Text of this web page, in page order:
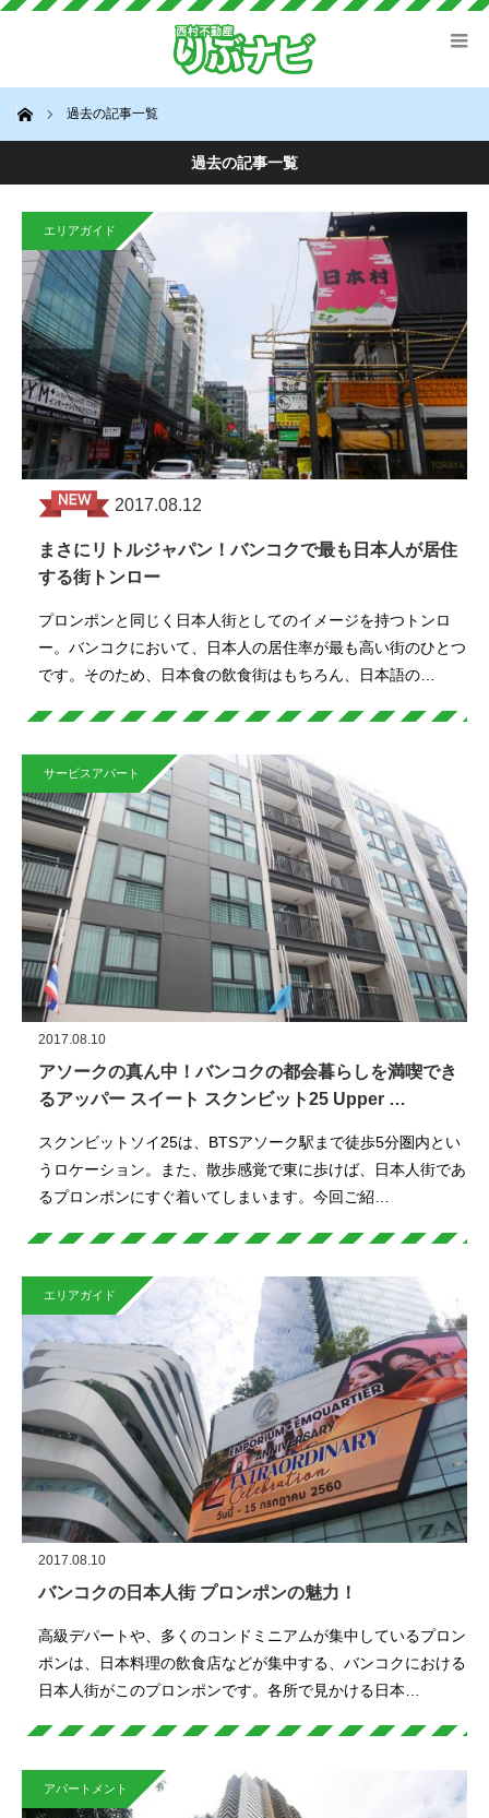
ホーム 過去の記事一覧
過去の記事一覧
エリアガイド
2017.08.12
まさにリトルジャパン！バンコクで最も日本人が居住
する街トンロー
プロンポンと同じく日本人街としてのイメージを持つトンロ
ー。バンコクにおいて、日本人の居住率が最も高い街のひとつ
です。そのため、日本食の飲食街はもちろん、日本語の…
サービスアパート
2017.08.10
アソークの真ん中！バンコクの都会暮らしを満喫でき
るアッパー スイート スクンビット25 Upper …
スクンビットソイ25は、BTSアソーク駅まで徒歩5分圏内とい
うロケーション。また、散歩感覚で東に歩けば、日本人街であ
るプロンポンにすぐ着いてしまいます。今回ご紹…
エリアガイド
2017.08.10
バンコクの日本人街 プロンポンの魅力！
高級デパートや、多くのコンドミニアムが集中しているプロン
ポンは、日本料理の飲食店などが集中する、バンコクにおける
日本人街がこのプロンポンです。各所で見かける日本…
アパートメント